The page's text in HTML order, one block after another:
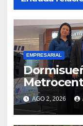
EMPRESARIAL
modelos
Comfort
calidad
AGO 2, 2026